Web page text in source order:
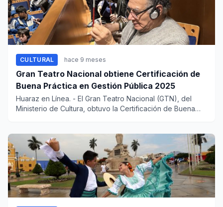
CULTURAL hace 9 meses
Gran Teatro Nacional obtiene Certificación de
Buena Práctica en Gestión Pública 2025
Huaraz en Línea. - El Gran Teatro Nacional (GTN), del
Ministerio de Cultura, obtuvo la Certificación de Buena